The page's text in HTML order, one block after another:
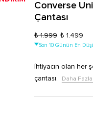
Converse
Çantası
₺ 1.999 ₺ 1.499
Son 10 Günün En
İhtiyacın olan her
çantası.
Daha